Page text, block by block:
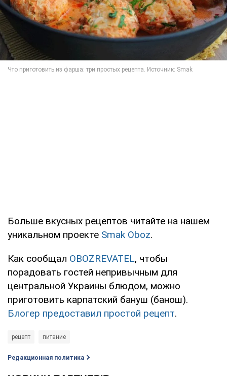
Больше вкусных рецептов читайте на нашем
уникальном проекте Smak Oboz.
Как сообщал OBOZREVATEL, чтобы
порадовать гостей непривычным для
центральной Украины блюдом, можно
приготовить карпатский бануш (банош).
Блогер предоставил простой рецепт.
рецепт питание
Редакционная политика